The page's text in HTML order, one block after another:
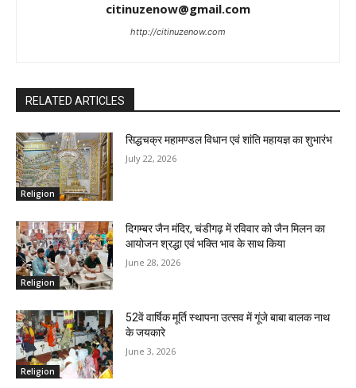
citinuzenow@gmail.com
http://citinuzenow.com
RELATED ARTICLES
Religion
सिद्धचक्र महामण्डल विधान एवं शांति महायज्ञ का शुभारंभ
July 22, 2026
Religion
दिगम्बर जैन मंदिर, चंडीगढ़ में रविवार को जैन मिलन का
आयोजन श्रद्धा एवं भक्ति भाव के साथ किया
June 28, 2026
Religion
52वें वार्षिक मूर्ति स्थापना उत्सव में गूंजे बाबा बालक नाथ
के जयकारे
June 3, 2026